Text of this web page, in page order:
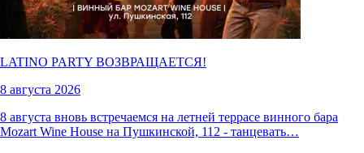
LATINO PARTY ВОЗВРАЩАЕТСЯ!
8 августа 2026
8 августа вновь встречаемся на летней террасе винного бара
Mozart Wine House на Пушкинской, 112 - танцевать…